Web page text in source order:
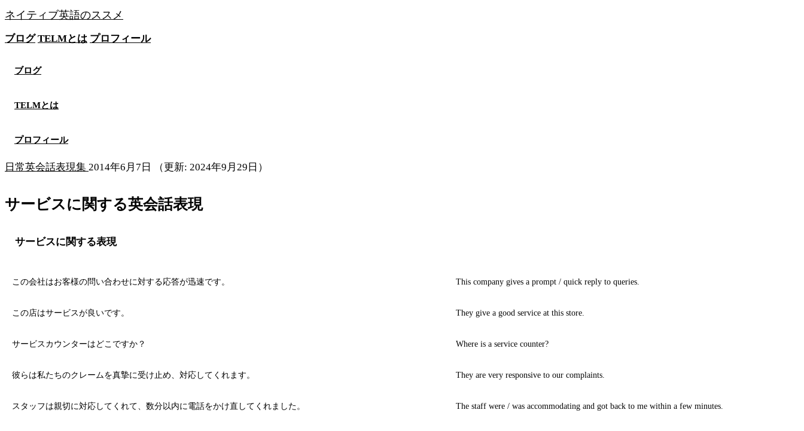
ネイティブ英語のススメ
ブログ TELMとは プロフィール
ブログ
TELMとは
プロフィール
日常英会話表現集 2014年6月7日 （更新: 2024年9月29日）
サービスに関する英会話表現
サービスに関する表現
この会社はお客様の問い合わせに対する応答が迅速です。 This company gives a prompt / quick reply to queries.
この店はサービスが良いです。 They give a good service at this store.
サービスカウンターはどこですか？ Where is a service counter?
彼らは私たちのクレームを真摯に受け止め、対応してくれます。 They are very responsive to our complaints.
スタッフは親切に対応してくれて、数分以内に電話をかけ直してくれました。 The staff were / was accommodating and got back to me within a few minutes.